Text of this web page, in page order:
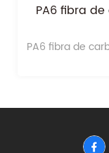
PA6 fibra
PA6 fibra de